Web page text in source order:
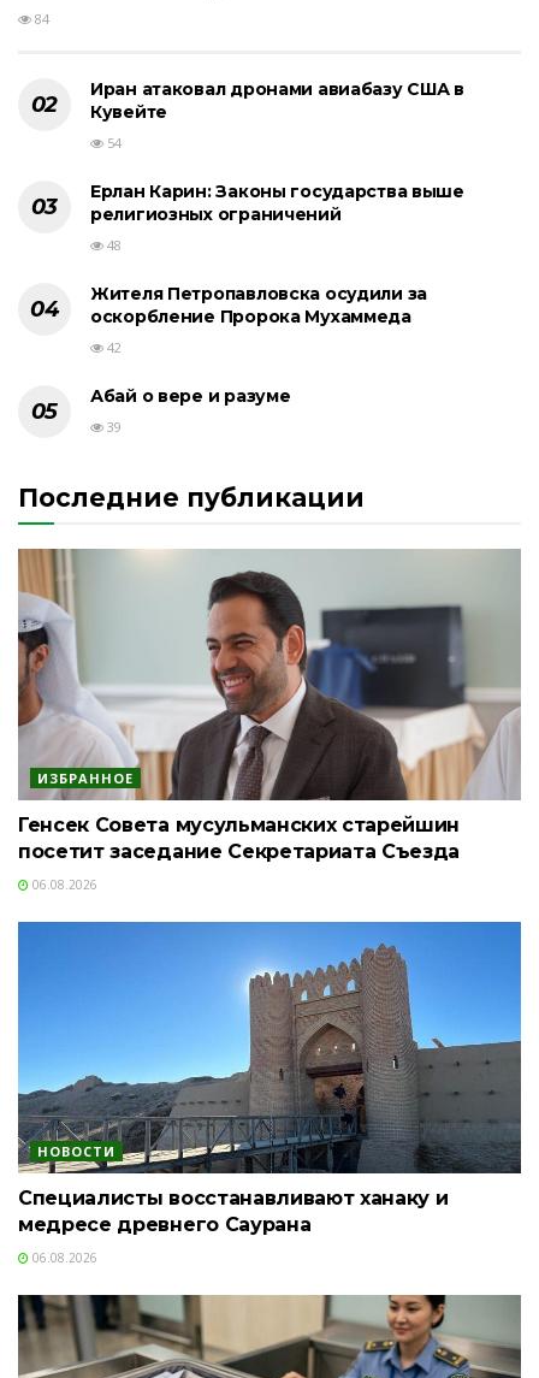
84
Иран атаковал дронами авиабазу США в
Кувейте
54
Ерлан Карин: Законы государства выше
религиозных ограничений
48
Жителя Петропавловска осудили за
оскорбление Пророка Мухаммеда
42
Абай о вере и разуме
39
Последние публикации
ИЗБРАННОЕ
Генсек Совета мусульманских старейшин
посетит заседание Секретариата Съезда
06.08.2026
НОВОСТИ
Специалисты восстанавливают ханаку и
медресе древнего Саурана
06.08.2026